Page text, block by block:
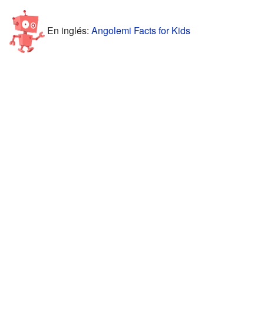
En inglés: Angolemi Facts for Kids